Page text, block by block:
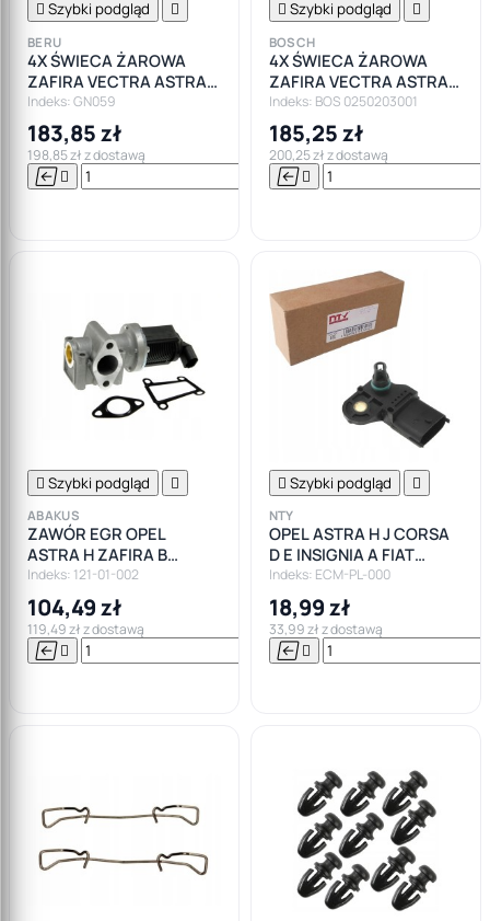
 Szybki podgląd 
BERU
4X ŚWIECA ŻAROWA
ZAFIRA VECTRA ASTRA
1.9CDTI 150
Indeks: GN059
183,85 zł
198,85 zł z dostawą
  

 Szybki podgląd 
BOSCH
4X ŚWIECA ŻAROWA
ZAFIRA VECTRA ASTRA
1.9CDTI 150
Indeks: BOS 0250203001
185,25 zł
200,25 zł z dostawą
 
 Szybki podgląd 
ABAKUS
ZAWÓR EGR OPEL
ASTRA H ZAFIRA B
VECTRA C SIGNUM
1.9CDTI 150KM
Indeks: 121-01-002
104,49 zł
119,49 zł z dostawą
  

 Szybki podgląd 
NTY
OPEL ASTRA H J CORSA
D E INSIGNIA A FIAT
PUNTO CZUJNIK MAP
SENSOR
Indeks: ECM-PL-000
18,99 zł
33,99 zł z dostawą
 